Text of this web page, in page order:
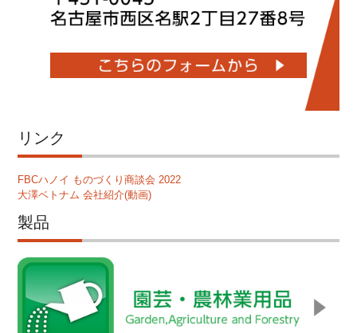
リンク
FBCハノイ ものづくり商談会 2022
大澤ベトナム 会社紹介(動画)
製品